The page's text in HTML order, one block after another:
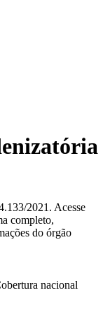
2021. Acesse
completo,
do órgão
nacional